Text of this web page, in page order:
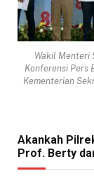
Wakil Menteri
Konferensi Pers
Kementerian
Akankah
Prof. Berty